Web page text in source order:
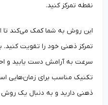
نقطه تمرکز کنید.
این روش به شما کمک می‌کند تا از
تمرکز ذهنی خود را تقویت کنید. با
سرعت به آرامش دست یابید و
تکنیک مناسب برای زمان‌هایی است
ذهنی دارید و به دنبال یک روش